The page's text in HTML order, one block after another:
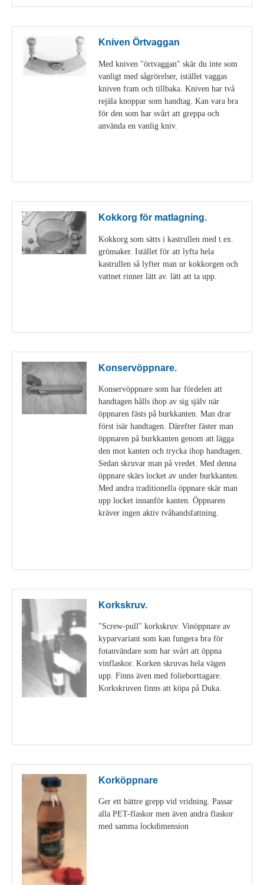
Kniven Örtvaggan
Med kniven "örtvaggan" skär du inte som
vanligt med sågrörelser, istället vaggas
kniven fram och tillbaka. Kniven har två
rejäla knoppar som handtag. Kan vara bra
för den som har svårt att greppa och
använda en vanlig kniv.
Kokkorg för matlagning.
Kokkorg som sätts i kastrullen med t.ex.
grönsaker. Istället för att lyfta hela
kastrullen så lyfter man ur kokkorgen och
vattnet rinner lätt av. lätt att ta upp.
Konservöppnare.
Konservöppnare som har fördelen att
handtagen hålls ihop av sig själv när
öppnaren fästs på burkkanten. Man drar
först isär handtagen. Därefter fäster man
öppnaren på burkkanten genom att lägga
den mot kanten och trycka ihop handtagen.
Sedan skruvar man på vredet. Med denna
öppnare skärs locket av under burkkanten.
Med andra traditionella öppnare skär man
upp locket innanför kanten. Öppnaren
kräver ingen aktiv tvåhandsfattning.
Korkskruv.
"Screw-pull" korkskruv. Vinöppnare av
kyparvariant som kan fungera bra för
fotanvändare som har svårt att öppna
vinflaskor. Korken skruvas hela vägen
upp. Finns även med folieborttagare.
Korkskruven finns att köpa på Duka.
Korköppnare
Ger ett bättre grepp vid vridning. Passar
alla PET-flaskor men även andra flaskor
med samma lockdimension